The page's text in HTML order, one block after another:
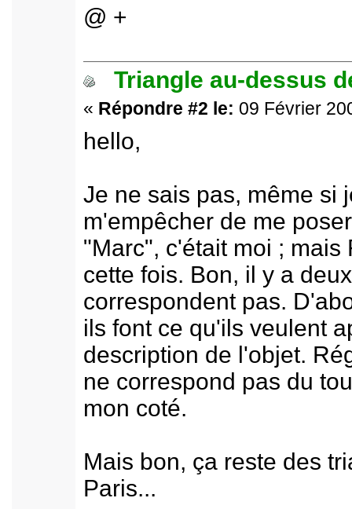
@ +
Triangle au-dessus
« Répondre #2 le: 09 Février
hello,
Je ne sais pas, même si
m'empêcher de me
"Marc", c'était moi ;
cette fois. Bon, il y a
correspondent pas.
ils font ce qu'ils veulent
description de l'objet.
ne correspond pas du
mon coté.
Mais bon, ça reste des
Paris...